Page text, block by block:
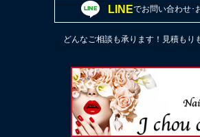
LINEでお問い合わせ･
どんなご相談も承ります！見積もり